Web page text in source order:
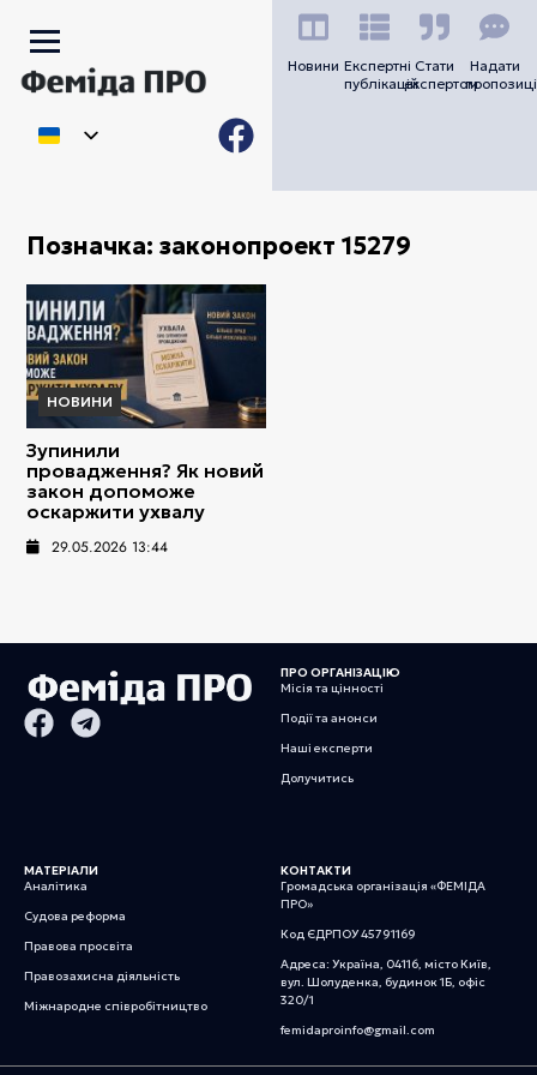
Новини Експертні
публікацій
Стати
експертом
Надати
Позначка:законопроект 15279
НОВИНИ
Зупинили
провадження? Як новий
закон допоможе
оскаржити ухвалу
29.05.2026 13:44
ПРО ОРГАНІЗАЦІЮ
Місія та цінності
Події та анонси
Наші експерти
Долучитись
МАТЕРІАЛИ
Аналітика
Судова реформа
Правова просвіта
Правозахисна діяльність
Міжнародне співробітництво
КОНТАКТИ
Громадська організація «ФЕМІДА
ПРО»
Код ЄДРПОУ 45791169
Адреса: Україна, 04116, місто Київ,
вул. Шолуденка, будинок 1Б, офіс
320/1
femidaproinfo@gmail.com